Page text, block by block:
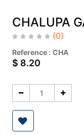
CHALUPA
(0)
Reference : CHA
$ 8.20